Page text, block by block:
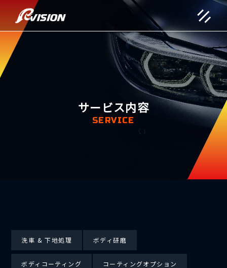
サービス内容
SERVICE
洗車 & 下地処理 ボディ研磨
ボディコーティング コーティングオプション